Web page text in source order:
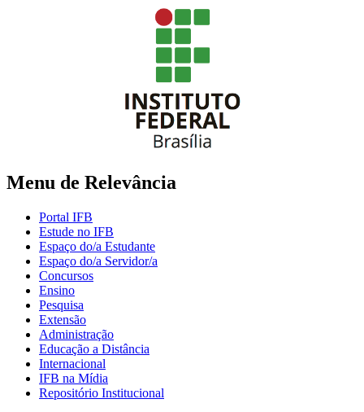
Menu de Relevância
Portal IFB
Estude no IFB
Espaço do/a Estudante
Espaço do/a Servidor/a
Concursos
Ensino
Pesquisa
Extensão
Administração
Educação a Distância
Internacional
IFB na Mídia
Repositório Institucional